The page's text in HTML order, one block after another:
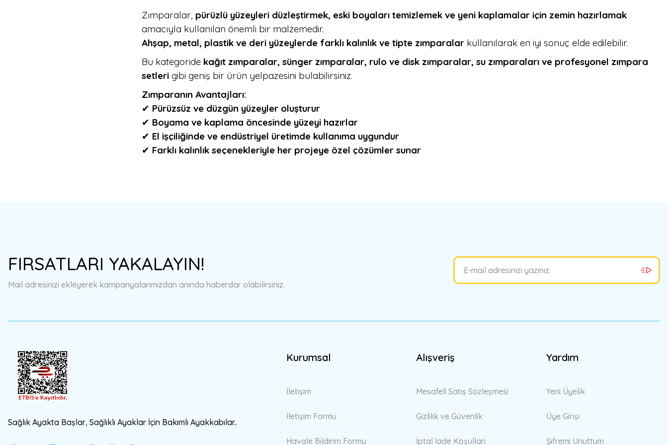
Zımparalar, pürüzlü yüzeyleri düzleştirmek, eski boyaları temizlemek ve yeni kaplamalar için zemin hazırlamak
amacıyla kullanılan önemli bir malzemedir.
Ahşap, metal, plastik ve deri yüzeylerde farklı kalınlık ve tipte zımparalarkullanılarak en iyi sonuç elde edilebilir.
Bu kategoride kağıt zımparalar, sünger zımparalar, rulo ve disk zımparalar, su zımparaları ve profesyonel zımpara
setlerigibi geniş bir ürün yelpazesini bulabilirsiniz.
Zımparanın Avantajları:
✔ Pürüzsüz ve düzgün yüzeyler oluşturur
✔ Boyama ve kaplama öncesinde yüzeyi hazırlar
✔ El işçiliğinde ve endüstriyel üretimde kullanıma uygundur
✔ Farklı kalınlık seçenekleriyle her projeye özel çözümler sunar
FIRSATLARI YAKALAYIN!
Mail adresinizi ekleyerek kampanyalarımızdan anında haberdar olabilirsiniz.
Sağlık Ayakta Başlar, Sağlıklı Ayaklar İçin Bakımlı Ayakkabılar..
Kurumsal
İletişim
İletişim Formu
Havale Bildirim Formu
Alışveriş
Mesafeli Satış Sözleşmesi
Gizlilik ve Güvenlik
İptal İade Koşullari
Yardım
Yeni Üyelik
Üye Girişi
Şifremi Unuttum